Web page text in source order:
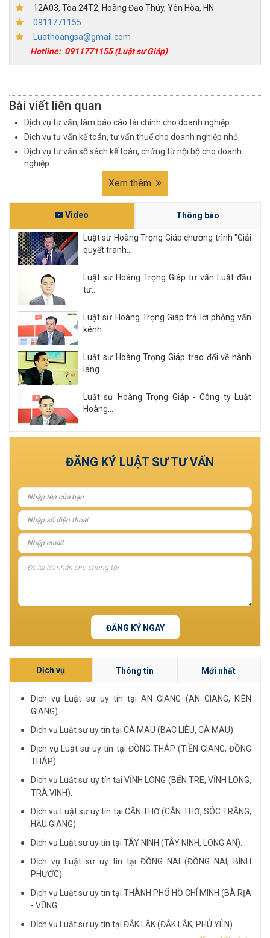
12A03, Tòa 24T2, Hoàng Đạo Thúy, Yên Hòa, HN
0911771155
Luathoangsa@gmail.com
Hotline: 0911771155(Luật sư Giáp)
Bài viết liên quan
Dịch vụ tư vấn, làm báo cáo tài chính cho doanh nghiệp
Dịch vụ tư vấn kế toán, tư vấn thuế cho doanh nghiệp nhỏ
Dịch vụ tư vấn sổ sách kế toán, chứng từ nội bộ cho doanh
nghiệp
Xem thêm
Video Thông báo
Luật sư Hoàng Trọng Giáp chương trình "Giải
quyết tranh...
Luật sư Hoàng Trọng Giáp tư vấn Luật đầu
tư...
Luật sư Hoàng Trọng Giáp trả lời phỏng vấn
kênh...
Luật sư Hoàng Trọng Giáp trao đổi về hành
lang...
Luật sư Hoàng Trọng Giáp - Công ty Luật
Hoàng...
Xem tất cả
ĐĂNG KÝ LUẬT SƯ TƯ VẤN
ĐĂNG KÝ NGAY
Dịch vụ Thông tin Mới nhất
Dịch vụ Luật sư uy tín tại AN GIANG (AN GIANG, KIÊN
GIANG).
Dịch vụ Luật sư uy tín tại CÀ MAU (BẠC LIÊU, CÀ MAU).
Dịch vụ Luật sư uy tín tại ĐỒNG THÁP (TIỀN GIANG, ĐỒNG
THÁP).
Dịch vụ Luật sư uy tín tại VĨNH LONG (BẾN TRE, VĨNH LONG,
TRÀ VINH).
Dịch vụ Luật sư uy tín tại CẦN THƠ (CẦN THƠ, SÓC TRĂNG,
HẬU GIANG).
Dịch vụ Luật sư uy tín tại TÂY NINH (TÂY NINH, LONG AN).
Dịch vụ Luật sư uy tín tại ĐỒNG NAI (ĐỒNG NAI, BÌNH
PHƯỚC).
Dịch vụ Luật sư uy tín tại THÀNH PHỐ HỒ CHÍ MINH (BÀ RỊA
- VŨNG...
Dịch vụ Luật sư uy tín tại ĐẮK LẮK (ĐẮK LẮK, PHÚ YÊN).